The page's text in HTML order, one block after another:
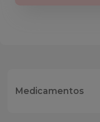
Medicamentos